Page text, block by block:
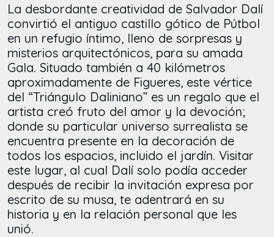
La desbordante creatividad de Salvador Dalí
convirtió el antiguo castillo gótico de Pútbol
en un refugio íntimo, lleno de sorpresas y
misterios arquitectónicos, para su amada
Gala. Situado también a 40 kilómetros
aproximadamente de Figueres, este vértice
del “Triángulo Daliniano” es un regalo que el
artista creó fruto del amor y la devoción;
donde su particular universo surrealista se
encuentra presente en la decoración de
todos los espacios, incluido el jardín. Visitar
este lugar, al cual Dalí solo podía acceder
después de recibir la invitación expresa por
escrito de su musa, te adentrará en su
historia y en la relación personal que les
unió.